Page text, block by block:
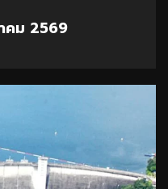
คม 2569